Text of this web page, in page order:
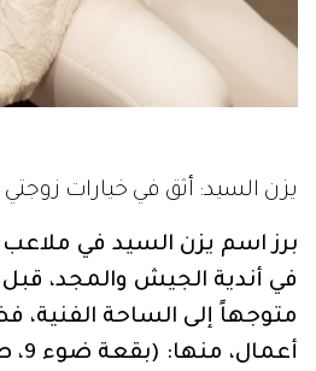
يزن السيد: أثق في خيارات زوجتي
برز اسم يزن السيد في ملاعب
في أندية الجيش والمجد، قبل
متوجهاً إلى الساحة الفنية،